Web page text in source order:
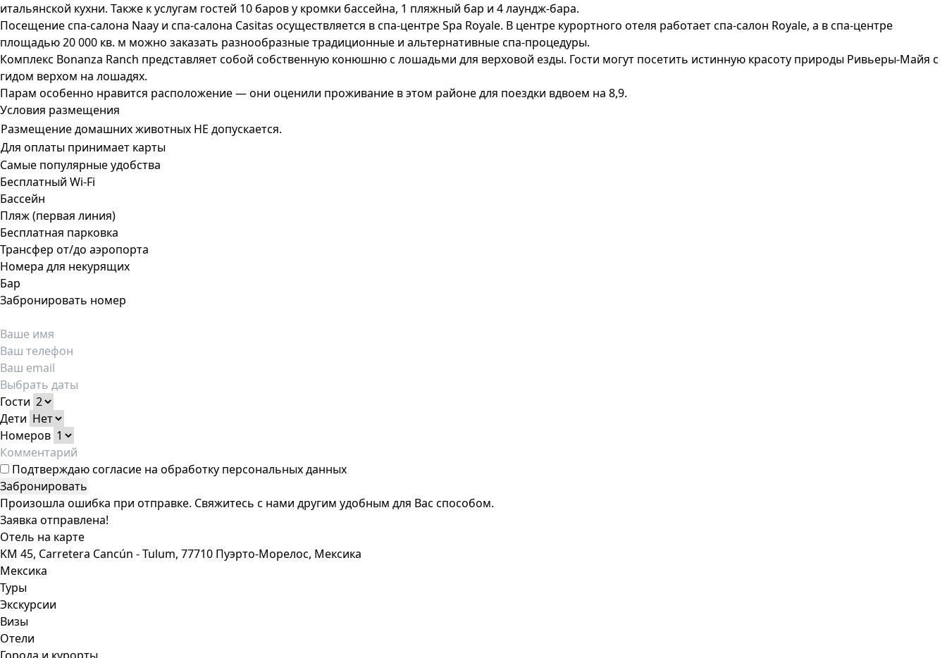
итальянской кухни. Также к услугам гостей 10 баров у кромки бассейна, 1 пляжный бар и 4 лаундж-бара.
Посещение спа-салона Naay и спа-салона Casitas осуществляется в спа-центре Spa Royale. В центре курортного отеля работает спа-салон Royale, а в спа-центре
площадью 20 000 кв. м можно заказать разнообразные традиционные и альтернативные спа-процедуры.
Комплекс Bonanza Ranch представляет собой собственную конюшню с лошадьми для верховой езды. Гости могут посетить истинную красоту природы Ривьеры-Майя с
гидом верхом на лошадях.
Парам особенно нравится расположение — они оценили проживание в этом районе для поездки вдвоем на 8,9.
Условия размещения
Размещение домашних животных НЕ допускается.
Для оплаты принимает карты
Самые популярные удобства
Бесплатный Wi-Fi
Бассейн
Пляж (первая линия)
Бесплатная парковка
Трансфер от/до аэропорта
Номера для некурящих
Бар
Забронировать номер
Гости
Дети
Номеров
Подтверждаюсогласие на обработку персональных данных
Забронировать
Произошла ошибка при отправке. Свяжитесь с нами другим удобным для Вас способом.
Заявка отправлена!
Отель на карте
KM 45, Carretera Cancún - Tulum, 77710 Пуэрто-Морелос, Мексика
Мексика
Туры
Экскурсии
Визы
Отели